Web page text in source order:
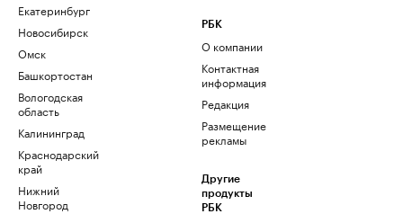
Екатеринбург
Новосибирск
Омск
Башкортостан
Вологодская
область
Калининград
Краснодарский
край
Нижний
Новгород
РБК
О компании
Контактная
информация
Редакция
Размещение
рекламы
Другие
продукты
РБК